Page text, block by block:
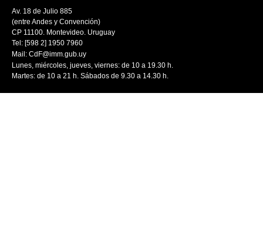
Av. 18 de Julio 885
(entre Andes y Convención)
CP 11100. Montevideo. Uruguay
Tel: [598 2] 1950 7960
Mail: CdF@imm.gub.uy
Lunes, miércoles, jueves, viernes: de 10 a 19.30 h.
Martes: de 10 a 21 h. Sábados de 9.30 a 14.30 h.